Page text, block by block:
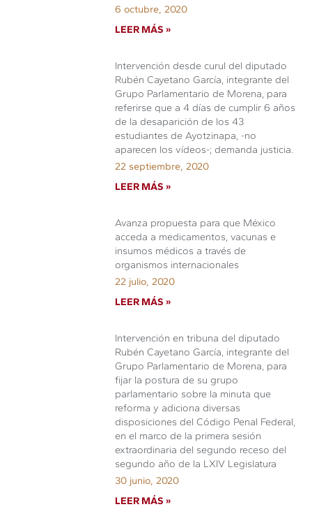
6 octubre, 2020
LEER MÁS »
Intervención desde curul del diputado
Rubén Cayetano García, integrante del
Grupo Parlamentario de Morena, para
referirse que a 4 días de cumplir 6 años
de la desaparición de los 43
estudiantes de Ayotzinapa, -no
aparecen los vídeos-; demanda justicia.
22 septiembre, 2020
LEER MÁS »
Avanza propuesta para que México
acceda a medicamentos, vacunas e
insumos médicos a través de
organismos internacionales
22 julio, 2020
LEER MÁS »
Intervención en tribuna del diputado
Rubén Cayetano García, integrante del
Grupo Parlamentario de Morena, para
fijar la postura de su grupo
parlamentario sobre la minuta que
reforma y adiciona diversas
disposiciones del Código Penal Federal,
en el marco de la primera sesión
extraordinaria del segundo receso del
segundo año de la LXIV Legislatura
30 junio, 2020
LEER MÁS »